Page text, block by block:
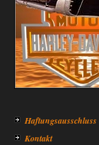
Haftungsausschluss
Kontakt